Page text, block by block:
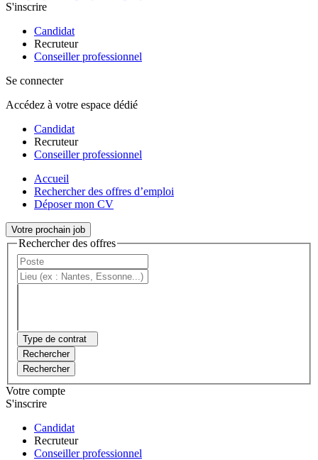
S'inscrire
Candidat
Recruteur
Conseiller professionnel
Se connecter
Accédez à votre espace dédié
Candidat
Recruteur
Conseiller professionnel
Accueil
Rechercher des offres d’emploi
Déposer mon CV
Votre prochain job
Rechercher des offres
Type de contrat
Rechercher
Rechercher
Votre compte
S'inscrire
Candidat
Recruteur
Conseiller professionnel